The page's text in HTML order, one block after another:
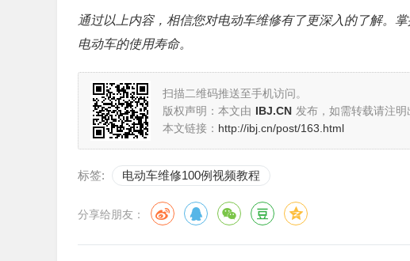
通过以上内容，相信您对电动车维修有了更深入的了解。
电动车的使用寿命。
扫描二维码推送至手机访问。
版权声明：本文由 IBJ.CN 发布，如需转载请注明
本文链接： http://ibj.cn/post/163.html
标签: 电动车维修100例视频教程
分享给朋友：